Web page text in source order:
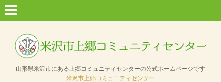
山形県米沢市にある上郷コミュニティセンターの公式ホームページです
米沢市上郷コミュニティセンター